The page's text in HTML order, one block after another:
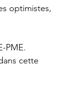
optimistes,
PME.
cette